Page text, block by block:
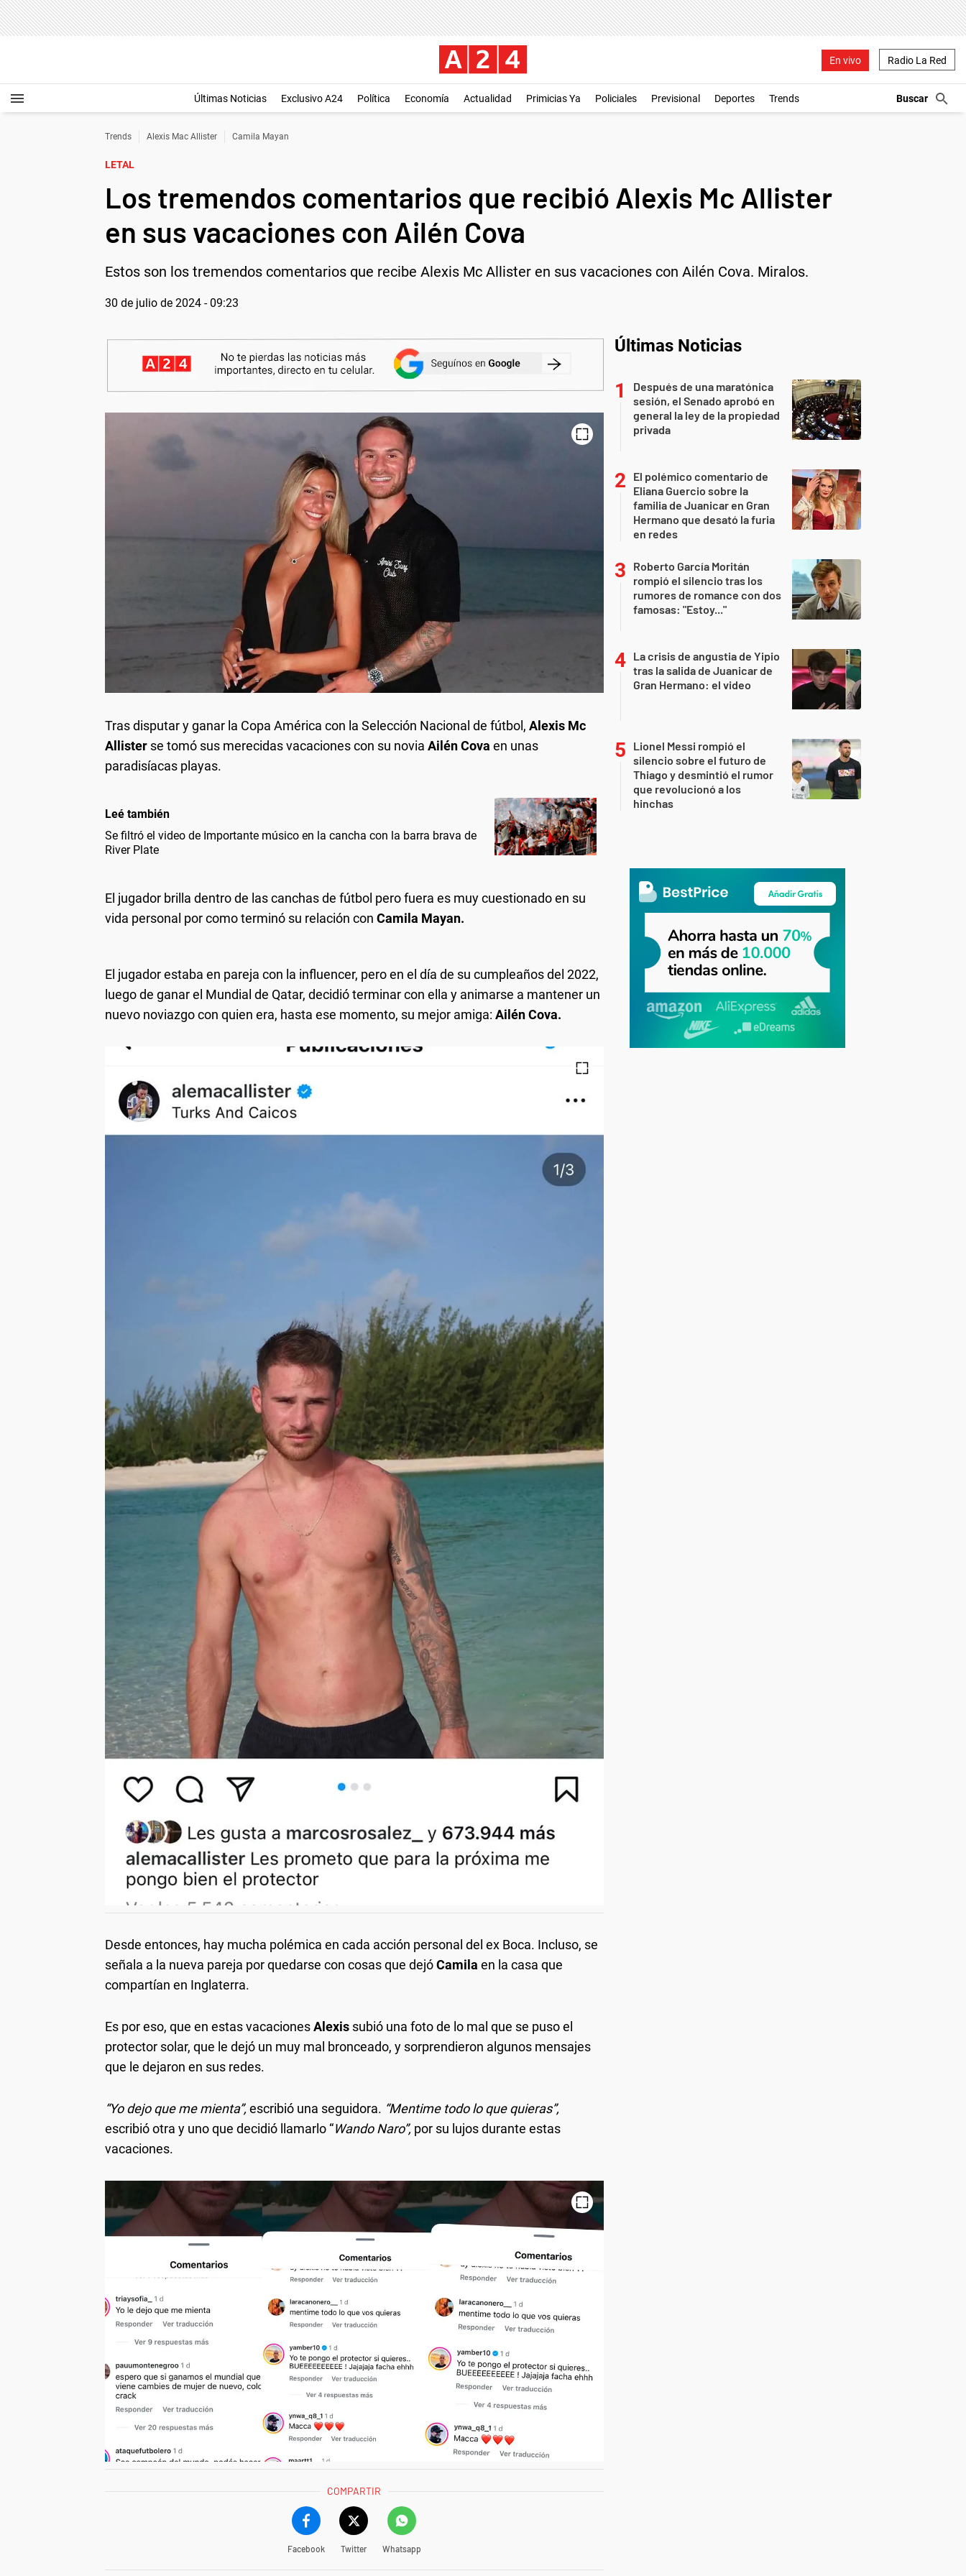
En vivo Radio La Red
Últimas Noticias Exclusivo A24 Política Economía Actualidad Primicias Ya Policiales Previsional Deportes Trends
Trends Alexis Mac Allister Camila Mayan
LETAL
Los tremendos comentarios que recibió Alexis Mc Allister
en sus vacaciones con Ailén Cova
Estos son los tremendos comentarios que recibe Alexis Mc Allister en sus vacaciones con Ailén Cova. Miralos.
30 de julio de 2024 - 09:23
Tras disputar y ganar la Copa América con la Selección Nacional de fútbol, Alexis Mc
Allister se tomó sus merecidas vacaciones con su novia Ailén Cova en unas
paradisíacas playas.
Leé también
Se filtró el video de Importante músico en la cancha con la barra brava de
River Plate
El jugador brilla dentro de las canchas de fútbol pero fuera es muy cuestionado en su
vida personal por como terminó su relación con Camila Mayan.
El jugador estaba en pareja con la influencer, pero en el día de su cumpleaños del 2022,
luego de ganar el Mundial de Qatar, decidió terminar con ella y animarse a mantener un
nuevo noviazgo con quien era, hasta ese momento, su mejor amiga: Ailén Cova.
Desde entonces, hay mucha polémica en cada acción personal del ex Boca. Incluso, se
señala a la nueva pareja por quedarse con cosas que dejóCamila en la casa que
compartían en Inglaterra.
Es por eso, que en estas vacacionesAlexis subió una foto de lo mal que se puso el
protector solar, que le dejó un muy mal bronceado, y sorprendieron algunos mensajes
que le dejaron en sus redes.
“Yo dejo que me mienta”, escribió una seguidora. “Mentime todo lo que quieras”,
escribió otra y uno que decidió llamarlo “Wando Naro”, por su lujos durante estas
vacaciones.
COMPARTIR
Facebook Twitter Whatsapp
Últimas Noticias
Después de una maratónica
sesión, el Senado aprobó en
general la ley de la propiedad
privada
El polémico comentario de
Eliana Guercio sobre la
familia de Juanicar en Gran
Hermano que desató la furia
en redes
Roberto García Moritán
rompió el silencio tras los
rumores de romance con dos
famosas: "Estoy..."
La crisis de angustia de Yipio
tras la salida de Juanicar de
Gran Hermano: el video
Lionel Messi rompió el
silencio sobre el futuro de
Thiago y desmintió el rumor
que revolucionó a los
hinchas